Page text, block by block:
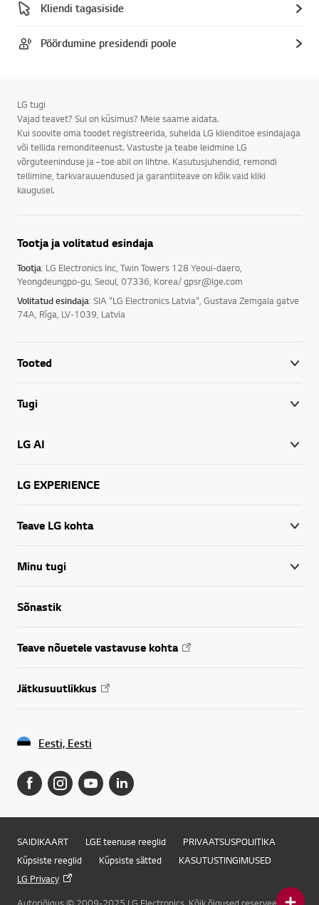
Kliendi tagasiside
Pöördumine presidendi poole
LG tugi
Vajad teavet? Sul on küsimus? Meie saame aidata.
Kui soovite oma toodet registreerida, suhelda LG klienditoe esindajaga
või tellida remonditeenust. Vastuste ja teabe leidmine LG
võrguteeninduse ja –toe abil on lihtne. Kasutusjuhendid, remondi
tellimine, tarkvarauuendused ja garantiiteave on kõik vaid kliki
kaugusel.
Tootja ja volitatud esindaja
Tootja: LG Electronics Inc, Twin Towers 128 Yeoui-daero,
Yeongdeungpo-gu, Seoul, 07336, Korea/ gpsr@lge.com
Volitatud esindaja: SIA "LG Electronics Latvia", Gustava Zemgala gatve
74A, Rīga, LV-1039, Latvia
Tooted
Tugi
LG AI
LG EXPERIENCE
Teave LG kohta
Minu tugi
Sõnastik
Teave nõuetele vastavuse kohta
Jätkusuutlikkus
Eesti, Eesti
SAIDIKAART LGE teenuse reeglid
PRIVAATSUSPOLIITIKA
Küpsiste reeglid
Küpsiste sätted
KASUTUSTINGIMUSED
LG Privacy